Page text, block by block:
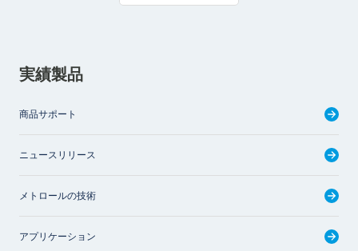
実績製品
商品サポート
ニュースリリース
メトロールの技術
アプリケーション